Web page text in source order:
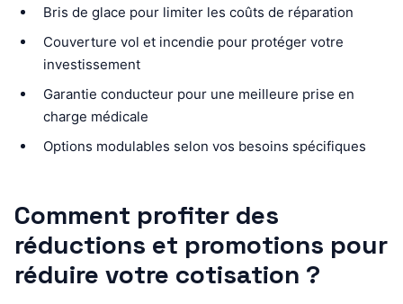
Bris de glace pour limiter les coûts de réparation
Couverture vol et incendie pour protéger votre
investissement
Garantie conducteur pour une meilleure prise en
charge médicale
Options modulables selon vos besoins spécifiques
Comment profiter des
réductions et promotions pour
réduire votre cotisation ?